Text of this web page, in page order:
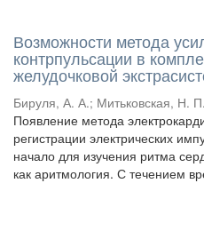
Возможности метода
контрпульсации в
желудочковой
Бируля, А. А.; Митьковская, Н. П.
Появление метода
регистрации электрических
начало для изучения ритма
как аритмология. С течением